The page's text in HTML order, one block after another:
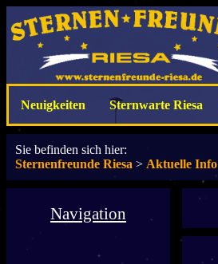
Neuigkeiten Sternwarte Riesa
Sie befinden sich hier:
Sternenfreunde Riesa > Aktuelle Info
Navigation